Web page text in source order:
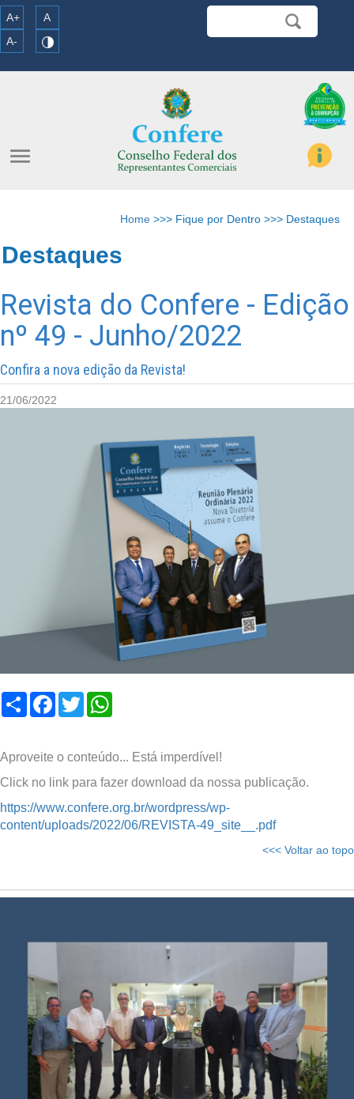
A+
A
A-
menu
Home >>> Fique por Dentro >>> Destaques
Destaques
Revista do Confere - Edição
nº 49 - Junho/2022
Confira a nova edição da Revista!
21/06/2022
Compartilhar
Facebook
Twitter
Aproveite o conteúdo... Está imperdível!
Click no link para fazer download da nossa publicação.
https://www.confere.org.br/wordpress/wp-
content/uploads/2022/06/REVISTA-49_site__.pdf
<<< Voltar ao topo